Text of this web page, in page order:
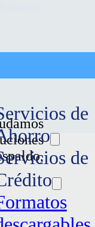
de
de